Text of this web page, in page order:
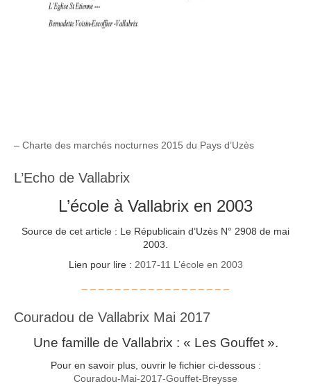
– Charte des marchés nocturnes 2015 du Pays d’Uzès
L’Echo de Vallabrix
L’école à Vallabrix en 2003
Source de cet article : Le Républicain d’Uzès N° 2908 de mai
2003.
Lien pour lire : 2017-11 L’école en 2003
Couradou de Vallabrix Mai 2017
Une famille de Vallabrix : « Les Gouffet ».
Pour en savoir plus, ouvrir le fichier ci-dessous :
Couradou-Mai-2017-Gouffet-Breysse